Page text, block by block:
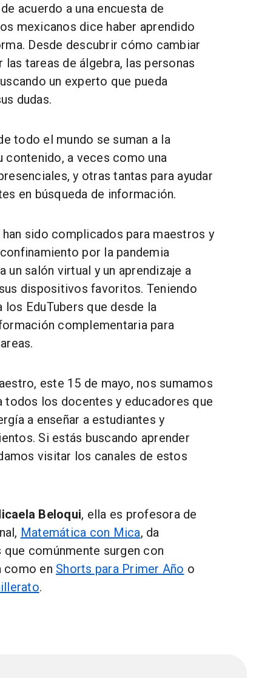
acuerdo a una encuesta de
mexicanos dice haber aprendido
Desde descubrir cómo cambiar
las tareas de álgebra, las personas
un experto que pueda
dudas.
todo el mundo se suman a la
contenido, a veces como una
y otras tantas para ayudar
en búsqueda de información.
sido complicados para maestros y
por la pandemia
un salón virtual y un aprendizaje a
dispositivos favoritos. Teniendo
EduTubers que desde la
complementaria para
este 15 de mayo, nos sumamos
todos los docentes y educadores que
a enseñar a estudiantes y
Si estás buscando aprender
visitar los canales de estos
Beloqui, ella es profesora de
Matemática con Mica, da
comúnmente surgen con
como en Shorts para Primer Año o
.